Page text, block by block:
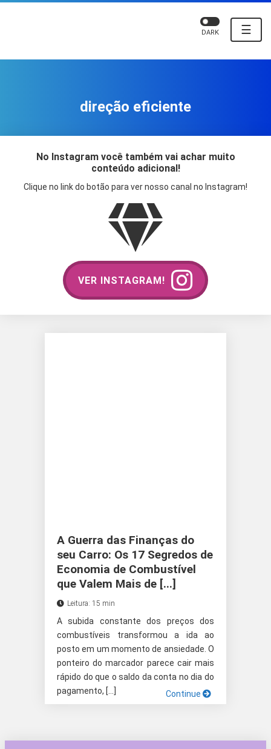
☰
DARK
direção eficiente
No Instagram você também vai achar muito
conteúdo adicional!
Clique no link do botão para ver nosso canal no Instagram!
VER INSTAGRAM!
A Guerra das Finanças do
seu Carro: Os 17 Segredos de
Economia de Combustível
que Valem Mais de [...]
Leitura: 15 min
A subida constante dos preços dos
combustíveis transformou a ida ao
posto em um momento de ansiedade. O
ponteiro do marcador parece cair mais
rápido do que o saldo da conta no dia do
pagamento, […]
Continue